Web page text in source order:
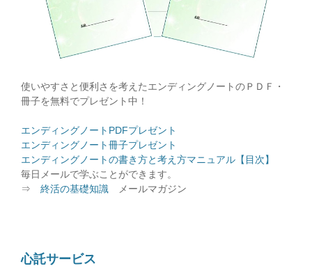
使いやすさと便利さを考えたエンディングノートのＰＤＦ・
冊子を無料でプレゼント中！
エンディングノートPDFプレゼント
エンディングノート冊子プレゼント
エンディングノートの書き方と考え方マニュアル【目次】
毎日メールで学ぶことができます。
⇒ 終活の基礎知識 メールマガジン
心託サービス